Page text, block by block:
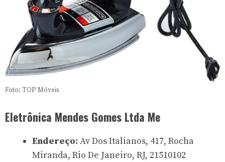
Foto: TOP Móveis
Eletrônica Mendes Gomes Ltda Me
Endereço: Av Dos Italianos, 417, Rocha
Miranda, Rio De Janeiro, RJ, 21510102